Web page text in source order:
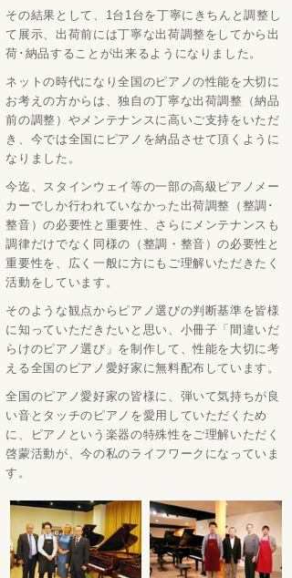
その結果として、1台1台を丁寧にきちんと調整し
て展示、出荷前には丁寧な出荷調整をしてから出
荷･納品することが出来るようになりました。
ネットの時代になり全国のピアノの性能を大切に
お考えの方からは、独自の丁寧な出荷調整（納品
前の調整）やメンテナンスに高いご支持をいただ
き、今では全国にピアノを納品させて頂くように
なりました。
今迄、スタインウェイ等の一部の高級ピアノメー
カーでしか行われていなかった出荷調整（整調･
整音）の必要性と重要性、さらにメンテナンスも
調律だけでなく同様の（整調・整音）の必要性と
重要性を、広く一般に方にもご理解いただきたく
活動をしています。
そのような観点からピアノ選びの判断基準を皆様
に知っていただきたいと思い、小冊子「間違いだ
らけのピアノ選び」を制作して、性能を大切に考
える全国のピアノ愛好家に無料配布しています。
全国のピアノ愛好家の皆様に、弾いて気持ちが良
い音とタッチのピアノを愛用していただくため
に、ピアノという楽器の特殊性をご理解いただく
啓蒙活動が、今の私のライフワークになっていま
す。